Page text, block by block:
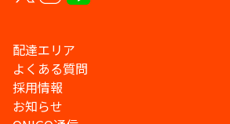
配達エリア
よくある質問
採用情報
お知らせ